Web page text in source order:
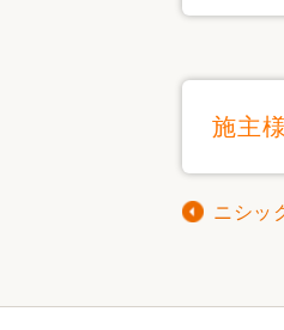
施主
ニシッ